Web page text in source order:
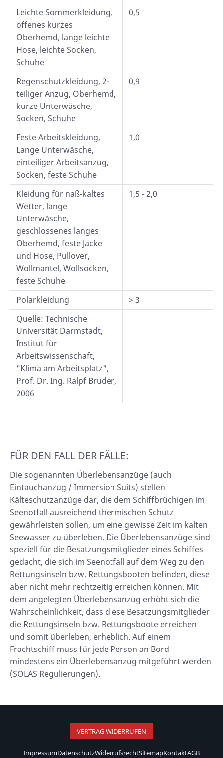
Leichte Sommerkleidung,
offenes kurzes
Oberhemd, lange leichte
Hose, leichte Socken,
Schuhe
0,5
Regenschutzkleidung, 2-
teiliger Anzug, Oberhemd,
kurze Unterwäsche,
Socken, Schuhe
0,9
Feste Arbeitskleidung,
Lange Unterwäsche,
einteiliger Arbeitsanzug,
Socken, feste Schuhe
1,0
Kleidung für naß-kaltes
Wetter, lange
Unterwäsche,
geschlossenes langes
Oberhemd, feste Jacke
und Hose, Pullover,
Wollmantel, Wollsocken,
feste Schuhe
1,5 - 2,0
Polarkleidung
> 3
Quelle: Technische
Universität Darmstadt,
Institut für
Arbeitswissenschaft,
"Klima am Arbeitsplatz",
Prof. Dr. Ing. Ralpf Bruder,
2006
FÜR DEN FALL DER FÄLLE:
Die sogenannten Überlebensanzüge (auch
Eintauchanzug / Immersion Suits) stellen
Kälteschutzanzüge dar, die dem Schiffbrüchigen im
Seenotfall ausreichend thermischen Schutz
gewährleisten sollen, um eine gewisse Zeit im kalten
Seewasser zu überleben. Die Überlebensanzüge sind
speziell für die Besatzungsmitglieder eines Schiffes
gedacht, die sich im Seenotfall auf dem Weg zu den
Rettungsinseln bzw. Rettungsbooten befinden, diese
aber nicht mehr rechtzeitig erreichen können. Mit
dem angelegten Überlebensanzug erhöht sich die
Wahrscheinlichkeit, dass diese Besatzungsmitglieder
die Rettungsinseln bzw. Rettungsboote erreichen
und somit überleben, erheblich. Auf einem
Frachtschiff muss für jede Person an Bord
mindestens ein Überlebensanzug mitgeführt werden
(SOLAS Regulierungen).
VERTRAG WIDERRUFEN
ImpressumDatenschutzWiderrufsrechtSitemapKontaktAGB